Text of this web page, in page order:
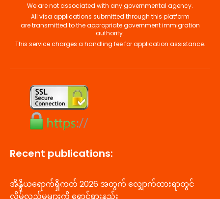
Recent publications:
အိန္ဒိယရောက်ရှိကတ် 2026 အတွက် လျှောက်ထားရာတွင်
လိမ်လည်မှုများကို ရှောင်ရှားနည်း